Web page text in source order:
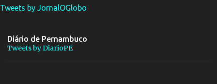
Tweets by JornalOGlobo
Diário de Pernambuco
Tweets by DiarioPE